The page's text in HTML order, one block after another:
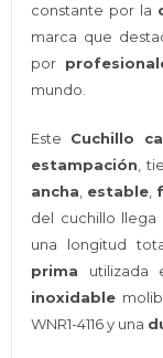
constante por la
marca que
por
mundo.
Este Cuchillo
estampación,
ancha, estable,
del cuchillo llega
una longitud
prima utilizada
inoxidable
WNR1-4116 y una